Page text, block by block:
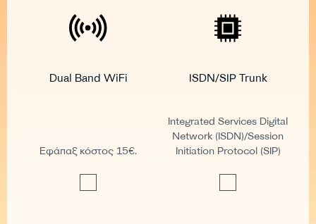
Dual Band WiFi
Εφάπαξ κόστος 15€.
ISDN/SIP Trunk
Integrated Services Digital
Network (ISDN)/Session
Initiation Protocol (SIP)